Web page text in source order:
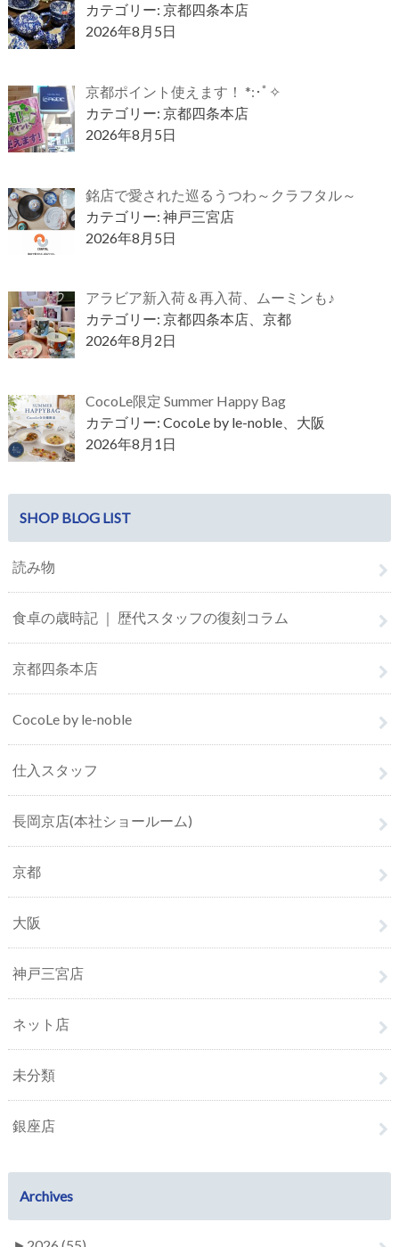
カテゴリー: 京都四条本店
2026年8月5日
京都ポイント使えます！ *:･ﾟ✧
カテゴリー: 京都四条本店
2026年8月5日
銘店で愛された巡るうつわ～クラフタル～
カテゴリー: 神戸三宮店
2026年8月5日
アラビア新入荷＆再入荷、ムーミンも♪
カテゴリー: 京都四条本店、京都
2026年8月2日
CocoLe限定 Summer Happy Bag
カテゴリー: CocoLe by le-noble、大阪
2026年8月1日
SHOP BLOG LIST
読み物
食卓の歳時記 ｜ 歴代スタッフの復刻コラム
京都四条本店
CocoLe by le-noble
仕入スタッフ
長岡京店(本社ショールーム)
京都
大阪
神戸三宮店
ネット店
未分類
銀座店
Archives